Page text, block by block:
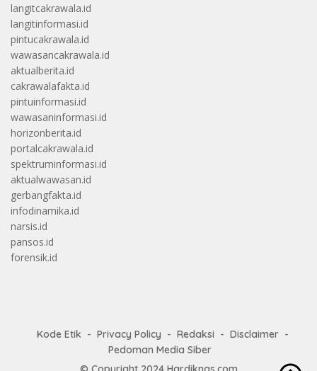
langitcakrawala.id
langitinformasi.id
pintucakrawala.id
wawasancakrawala.id
aktualberita.id
cakrawalafakta.id
pintuinformasi.id
wawasaninformasi.id
horizonberita.id
portalcakrawala.id
spektruminformasi.id
aktualwawasan.id
gerbangfakta.id
infodinamika.id
narsis.id
pansos.id
forensik.id
Kode Etik Privacy Policy Redaksi
Disclaimer
Pedoman Media Siber